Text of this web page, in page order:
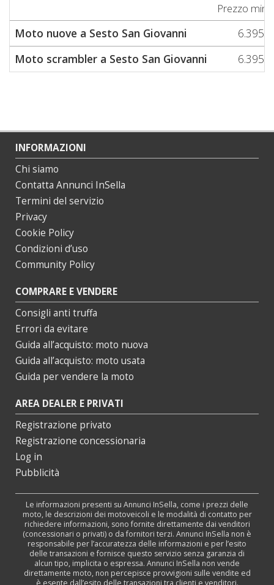
Prezzo
Moto nuove a Sesto San Giovanni
6.395
Moto scrambler a Sesto San Giovanni
6.395
INFORMAZIONI
Chi siamo
Contatta Annunci InSella
Termini del servizio
Privacy
Cookie Policy
Condizioni d’uso
Community Policy
COMPRARE E VENDERE
Consigli anti truffa
Errori da evitare
Guida all’acquisto: moto nuova
Guida all’acquisto: moto usata
Guida per vendere la moto
AREA DEALER E PRIVATI
Registrazione privato
Registrazione concessionaria
Log in
Pubblicità
Le informazioni presenti su Annunci InSella, come i prezzi delle
moto, le descrizioni dei motoveicoli e le modalità di contatto per
richiedere informazioni, sono fornite direttamente dai venditori
(concessionari o privati) o da fornitori terzi. Annunci InSella non è
responsabile per l’accuratezza delle informazioni e per l’esito
delle transazioni e fornisce questo servizio senza garanzia di
alcun tipo, implicita o espressa. Annunci InSella non vende
direttamente moto, non percepisce provvigioni sulle vendite ed
è esente dall’esito delle transazioni tra clienti e venditori.